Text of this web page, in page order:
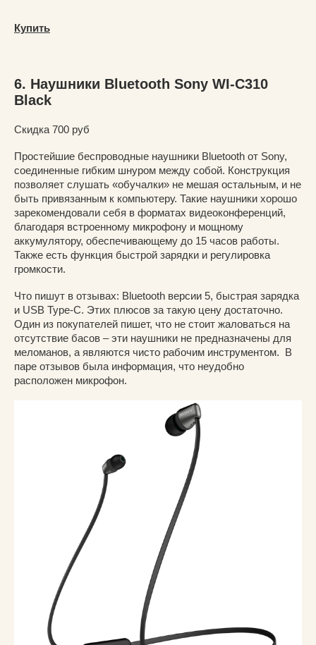
Купить
6. Наушники Bluetooth Sony WI-C310
Black
Скидка 700 руб
Простейшие беспроводные наушники Bluetooth от Sony,
соединенные гибким шнуром между собой. Конструкция
позволяет слушать «обучалки» не мешая остальным, и не
быть привязанным к компьютеру. Такие наушники хорошо
зарекомендовали себя в форматах видеоконференций,
благодаря встроенному микрофону и мощному
аккумулятору, обеспечивающему до 15 часов работы.
Также есть функция быстрой зарядки и регулировка
громкости.
Что пишут в отзывах: Bluetooth версии 5, быстрая зарядка
и USB Type-C. Этих плюсов за такую цену достаточно.
Один из покупателей пишет, что не стоит жаловаться на
отсутствие басов – эти наушники не предназначены для
меломанов, а являются чисто рабочим инструментом. В
паре отзывов была информация, что неудобно
расположен микрофон.